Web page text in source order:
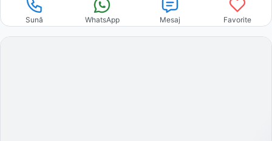
Sună WhatsApp Mesaj Favorite